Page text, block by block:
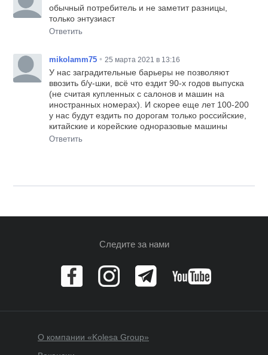
обычный потребитель и не заметит разницы,
только энтузиаст
Ответить
mikolamm75 • 25 марта 2021 в 13:16
У нас заградительные барьеры не позволяют
ввозить б/у-шки, всё что ездит 90-х годов выпуска
(не считая купленных с салонов и машин на
иностранных номерах). И скорее еще лет 100-200
у нас будут ездить по дорогам только российские,
китайские и корейские одноразовые машины
Ответить
Следите за нами
О компании «Kolesa Group»